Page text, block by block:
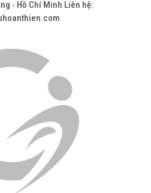
- Hồ Chí Minh Liên hệ: